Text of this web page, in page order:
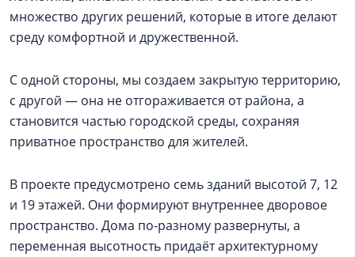
множество других решений, которые в итоге делают
среду комфортной и дружественной.
С одной стороны, мы создаем закрытую территорию,
с другой — она не отгораживается от района, а
становится частью городской среды, сохраняя
приватное пространство для жителей.
В проекте предусмотрено семь зданий высотой 7, 12
и 19 этажей. Они формируют внутреннее дворовое
пространство. Дома по-разному развернуты, а
переменная высотность придаёт архитектурному